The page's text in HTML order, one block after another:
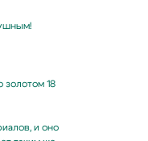
золотом 18
и оно